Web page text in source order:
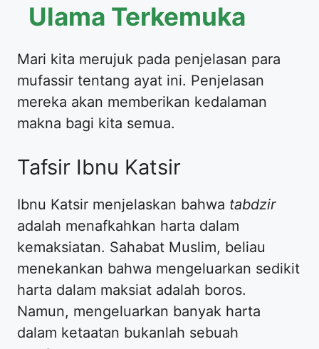
Ulama Terkemuka
Mari kita merujuk pada penjelasan para
mufassir tentang ayat ini. Penjelasan
mereka akan memberikan kedalaman
makna bagi kita semua.
Tafsir Ibnu Katsir
Ibnu Katsir menjelaskan bahwa tabdzir
adalah menafkahkan harta dalam
kemaksiatan. Sahabat Muslim, beliau
menekankan bahwa mengeluarkan sedikit
harta dalam maksiat adalah boros.
Namun, mengeluarkan banyak harta
dalam ketaatan bukanlah sebuah